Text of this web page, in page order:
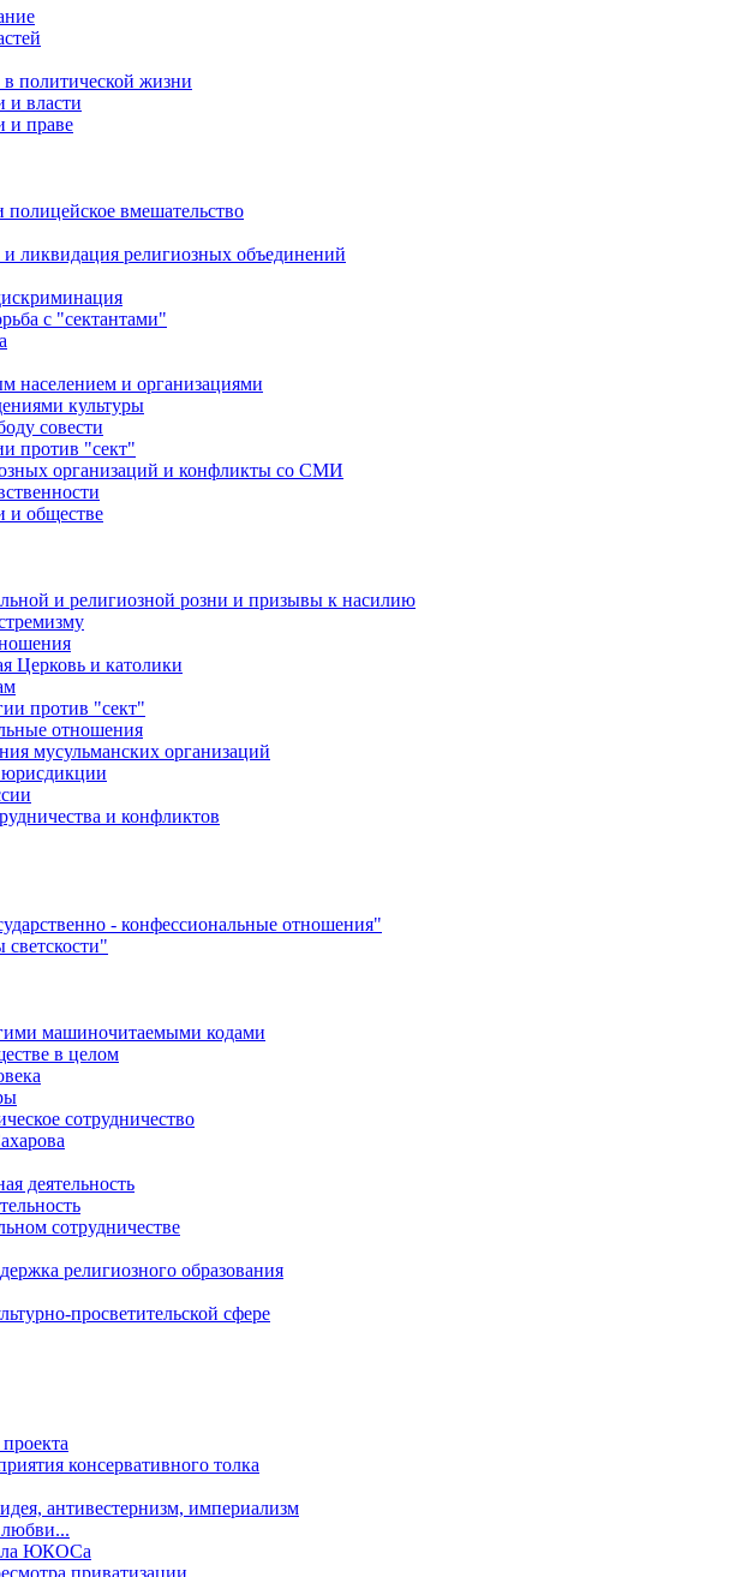
политической жизни
и власти
и праве
вмешательство
и ликвидация религиозных объединений
с "сектантами"
населением и организациями
культуры
совести
против "сект"
организаций и конфликты со СМИ
и обществе
и религиозной розни и призывы к насилию
Церковь и католики
против "сект"
отношения
мусульманских организаций
и конфликтов
- конфессиональные отношения"
машиночитаемыми кодами
в целом
сотрудничество
деятельность
сотрудничестве
религиозного образования
просветительской сфере
консервативного толка
антивестернизм, империализм
ЮКОСа